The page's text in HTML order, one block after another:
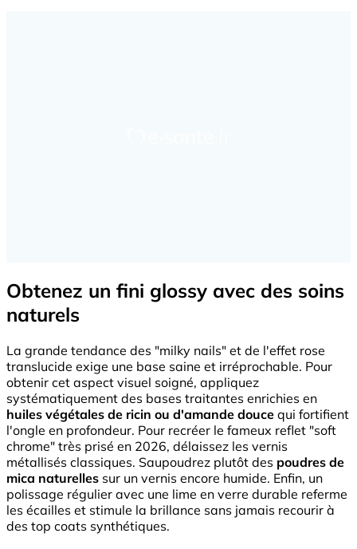
Obtenez un fini glossy avec des soins
naturels
La grande tendance des "milky nails" et de l'effet rose
translucide exige une base saine et irréprochable. Pour
obtenir cet aspect visuel soigné, appliquez
systématiquement des bases traitantes enrichies en
huiles végétales de ricin ou d'amande douce qui fortifient
l'ongle en profondeur. Pour recréer le fameux reflet "soft
chrome" très prisé en 2026, délaissez les vernis
métallisés classiques. Saupoudrez plutôt des poudres de
mica naturelles sur un vernis encore humide. Enfin, un
polissage régulier avec une lime en verre durable referme
les écailles et stimule la brillance sans jamais recourir à
des top coats synthétiques.